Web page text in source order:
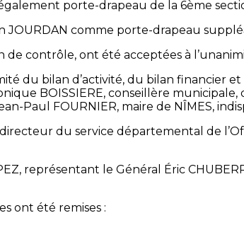
porte-drapeau de la 6ème
JOURDAN comme porte-drapeau
de contrôle, ont été acceptées à
du bilan d’activité, du bilan financier
BOISSIERE, conseillère
Paul FOURNIER, maire de NÎMES,
directeur du service départemental de
représentant le Général Éric
ont été remises :